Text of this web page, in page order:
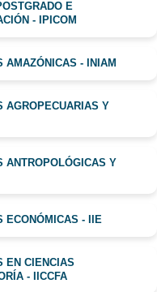
E
- IPICOM
AMAZÓNICAS - INIAM
AGROPECUARIAS Y
ANTROPOLÓGICAS Y
ECONÓMICAS - IIE
EN CIENCIAS
- IICCFA